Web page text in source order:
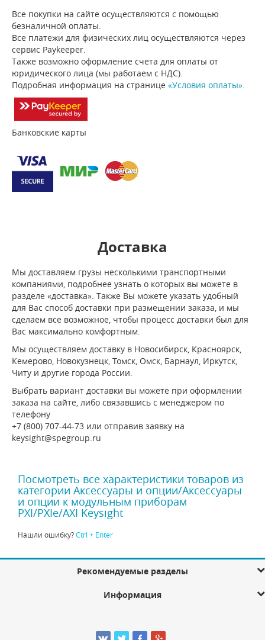
Все покупки на сайте осуществляются с помощью
безналичной оплаты.
Все платежи для физических лиц осуществляются через
сервис Paykeeper.
Также возможно оформление счета для оплаты от
юридического лица (мы работаем с НДС).
Подробная информация на странице «Условия оплаты».
Банковские карты
Доставка
Мы доставляем грузы несколькими транспортными
компаниями, подробнее узнать о которых вы можете в
разделе «доставка». Также Вы можете указать удобный
для Вас способ доставки при размещении заказа, и мы
сделаем все возможное, чтобы процесс доставки был для
Вас максимально комфортным.
Мы осуществляем доставку в Новосибирск, Красноярск,
Кемерово, Новокузнецк, Томск, Омск, Барнаул, Иркутск,
Читу и другие города России.
Выбрать вариант доставки вы можете при оформлении
заказа на сайте, либо связавшись с менеджером по
телефону
+7 (800) 707-44-73 или отправив заявку на
keysight@spegroup.ru
Посмотреть все характеристики товаров из
категории Аксессуары и опции/Аксессуары
и опции к модульным приборам
PXI/PXIe/AXI Keysight
Нашли ошибку?Ctrl + Enter
Рекомендуемые разделы
Информация